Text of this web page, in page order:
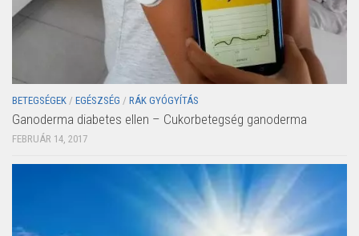
BETEGSÉGEK / EGÉSZSÉG / RÁK GYÓGYÍTÁS
Ganoderma diabetes ellen – Cukorbetegség ganoderma
FEBRUÁR 14, 2017